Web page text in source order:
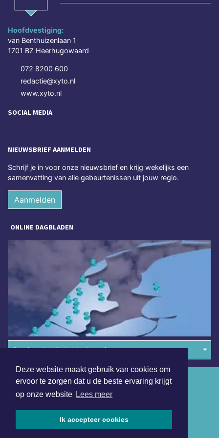
Deze website maakt gebruik van cookies om
ervoor te zorgen dat u de beste ervaring krijgt
op onze website Lees meer
Ik accepteer cookies
Hoofdvestiging:
van Benthuizenlaan 1
1701 BZ Heerhugowaard
072 8200 600
redactie@xyto.nl
www.xyto.nl
SOCIAL MEDIA
NIEUWSBRIEF AANMELDEN
Schrijf je in voor onze nieuwsbrief en krijg wekelijks een
samenvatting van alle gebeurtenissen uit jouw regio.
Aanmelden
ONLINE DAGBLADEN
Overige dagbladen in de regio
Algemene voorwaarden
Disclaimer